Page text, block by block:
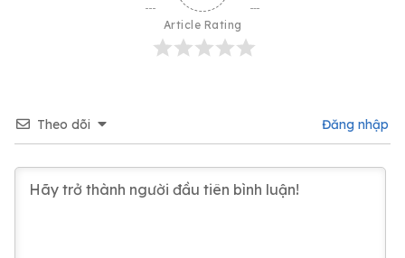
Article Rating
Theo dõi Đăng nhập